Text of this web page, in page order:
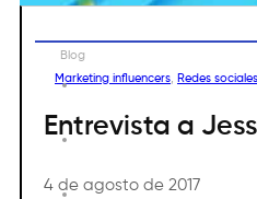
Blog
Marketing influencers
Redes sociales
Entrevista a
4 de agosto de 2017